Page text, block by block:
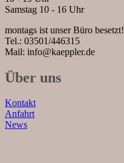
Samstag 10 - 16 Uhr
montags ist unser Büro besetzt!
Tel.: 03501/446315
Mail: info@kaeppler.de
Über uns
Kontakt
Anfahrt
News